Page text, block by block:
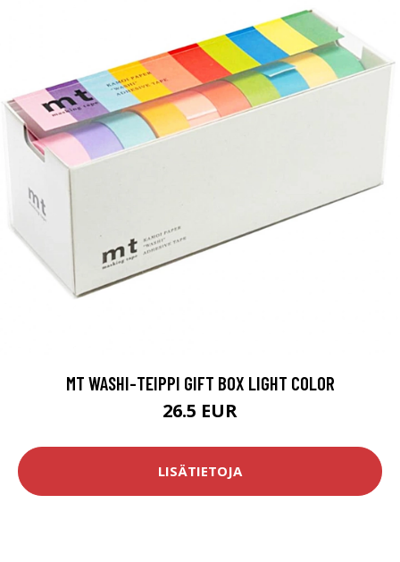
MT WASHI-TEIPPI GIFT BOX LIGHT COLOR
26.5 EUR
LISÄTIETOJA